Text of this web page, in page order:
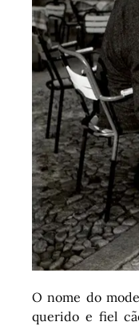
O nome do
querido e fiel